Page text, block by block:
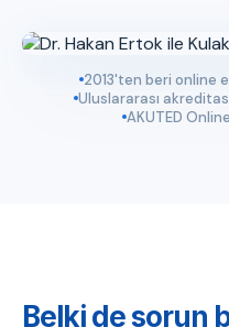
2013'ten beri online
Uluslararası
AKUTED
Belki de sorun